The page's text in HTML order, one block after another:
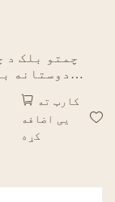
چمتو بلک د
دوستانه
لرګیو کټلري
کیدو وړ
کارټ ته
یی اضافه
کړه